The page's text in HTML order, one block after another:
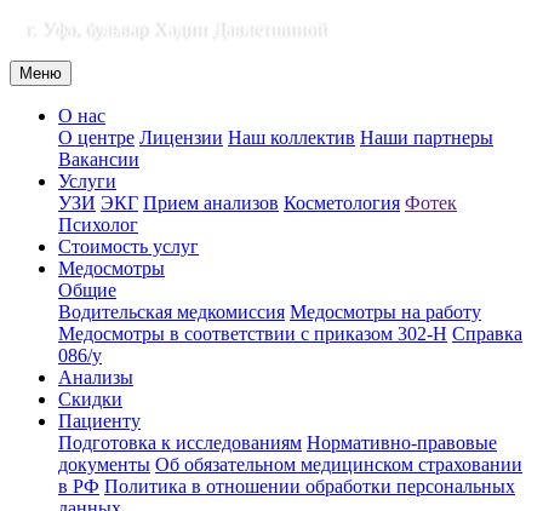
г. Уфа, бульвар Хадии Давлетшиной
Меню
О нас
О центре Лицензии Наш коллектив Наши партнеры
Вакансии
Услуги
УЗИ ЭКГ Прием анализов Косметология Фотек
Психолог
Стоимость услуг
Медосмотры
Общие
Водительская медкомиссия Медосмотры на работу
Медосмотры в соответствии с приказом 302-Н Справка
086/у
Анализы
Скидки
Пациенту
Подготовка к исследованиям Нормативно-правовые
документы Об обязательном медицинском страховании
в РФ Политика в отношении обработки персональных